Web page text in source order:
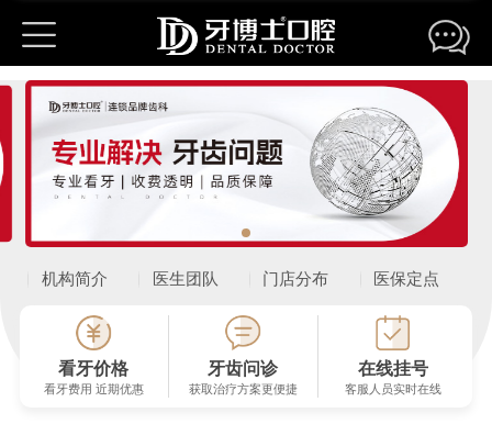
牙博士口腔连锁机构
苏州新区机构
苏州姑苏机构 苏州观前机构 苏州吴中机构
苏州相城机构 吴江松陵机构 吴江盛泽机构
昆山城区机构 昆山城北机构 昆山金鹰机构
昆山城西机构 常熟机构 常熟琴川机构
张家港机构 太仓机构 江阴机构
嘉兴南湖机构 嘉兴秀洲总院 温州银泰机构
温州新城机构 温岭机构 温岭机构
机构简介 医生团队 门店分布 医保定点
看牙价格
看牙费用 近期优惠
牙齿问诊
获取治疗方案更便捷
在线挂号
客服人员实时在线